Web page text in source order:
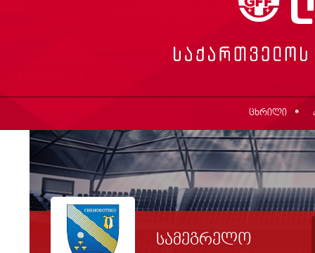
ცხრილი
სამეგრელო